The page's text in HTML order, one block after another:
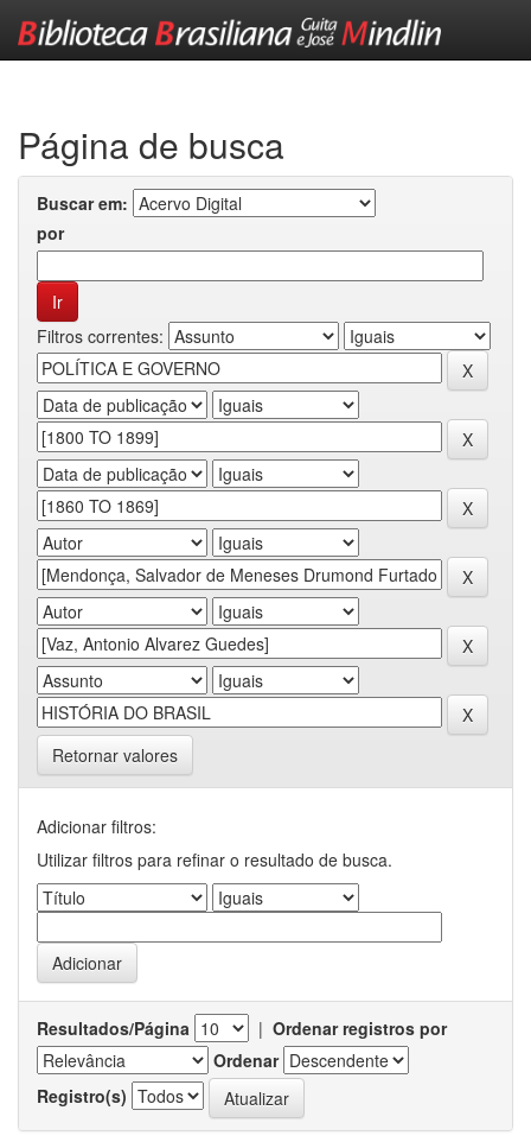
Página de busca
Buscar em:
por
Filtros correntes:
Retornar valores
Adicionar filtros:
Utilizar filtros para refinar o resultado de busca.
Resultados/Página | Ordenar registros por
Ordenar
Registro(s)